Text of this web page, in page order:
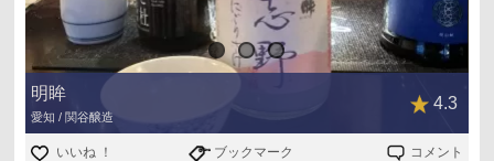
明眸
愛知 / 関谷醸造
4.3
いいね ！ ブックマーク コメント